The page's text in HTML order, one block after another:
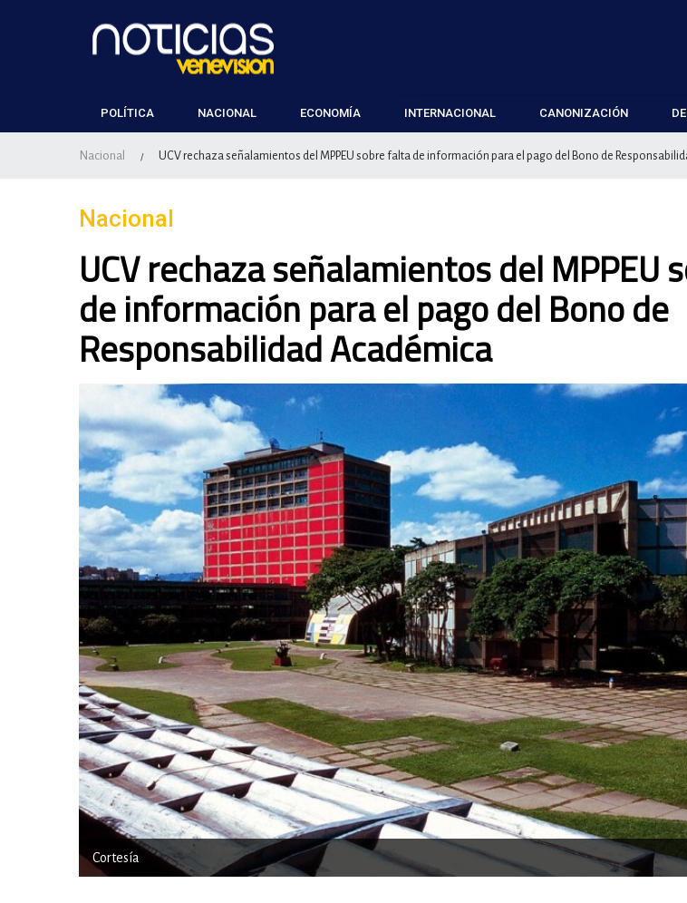
POLÍTICA NACIONAL ECONOMÍA INTERNACIONAL CANONIZACIÓN
Nacional / UCV rechaza señalamientos del MPPEU sobre falta de información para el pago del Bono de
Nacional
UCV rechaza señalamientos del MPPEU
de información para el pago del Bono de
Responsabilidad Académica
Cortesía